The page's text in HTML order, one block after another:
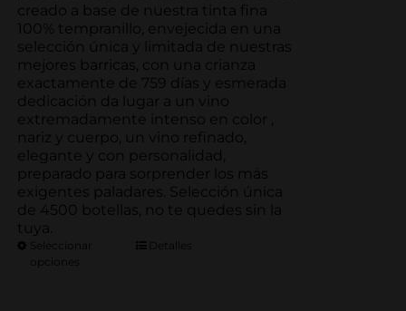
creado a base de nuestra tinta fina
100% tempranillo, envejecida en una
selección única y limitada de nuestras
mejores barricas, con una crianza
exactamente de 759 días y esmerada
dedicación da lugar a un vino
extremadamente intenso en color ,
nariz y cuerpo, un vino refinado,
elegante y con personalidad,
preparado para sorprender los más
exigentes paladares. Selección única
de 4500 botellas, no te quedes sin la
tuya.
Seleccionar
opciones
Detalles